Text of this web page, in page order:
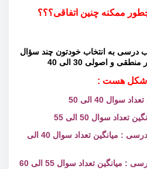
ممکنه چنین اتفاقی؟؟؟
1 تا 25 یک کتاب درسی به انتخاب خودتون چند سؤال
و اصولی 30 الی 40
شکل هست :
سوال 50 الی 55
سوم : 20 درصد چهارم کتاب درسی : میانگین تعداد سوال 40 الی